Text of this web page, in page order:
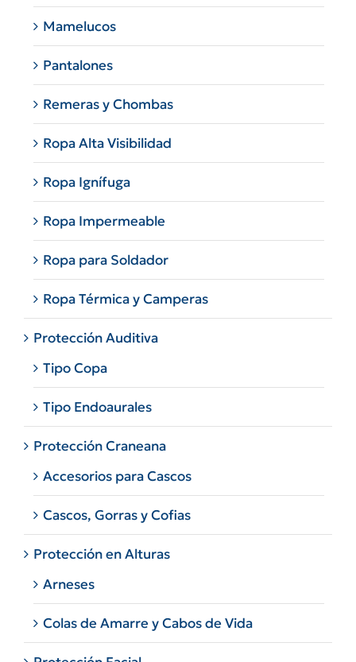
Mamelucos
Pantalones
Remeras y Chombas
Ropa Alta Visibilidad
Ropa Ignífuga
Ropa Impermeable
Ropa para Soldador
Ropa Térmica y Camperas
Protección Auditiva
Tipo Copa
Tipo Endoaurales
Protección Craneana
Accesorios para Cascos
Cascos, Gorras y Cofias
Protección en Alturas
Arneses
Colas de Amarre y Cabos de Vida